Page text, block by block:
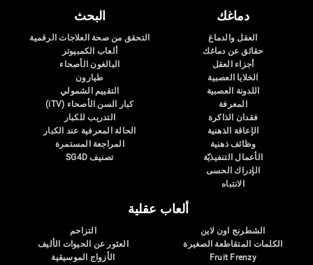
دماغك
العقل والدماغ
حقائق عن دماغك
أجزاء العقل
الخلايا العصبية
اللدونة العصبية
المعرفة
فقدان الذاكرة
الإعاقة الذهنية
وظائف ذهنية
الأعمال التنفيذيّة
الإدراك الحسى
الانتباه
البحث
التحقق من صحة العلاجات الرقمية
ألعاب الكمبيوتر
البالغون الأصحاء
طيارون
التقييم الشمولي
كبار السن الأصحاء (iTV)
التدريب للكبار
الحالة المعرفية عند الكبار
المراجعة المستمرة
تصنيف SG4D
ألعاب عقلية
الشطرنج اون لاين
الكلمات المتقاطعة الصغيرة
Fruit Frenzy
التزاحم
العثور عن الحيوات الأليف
الأزواج الموسيقية